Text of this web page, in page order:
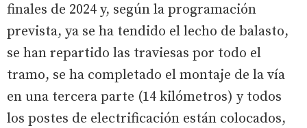
finales de 2024 y, según la programación
prevista, ya se ha tendido el lecho de balasto,
se han repartido las traviesas por todo el
tramo, se ha completado el montaje de la vía
en una tercera parte (14 kilómetros) y todos
los postes de electrificación están colocados,